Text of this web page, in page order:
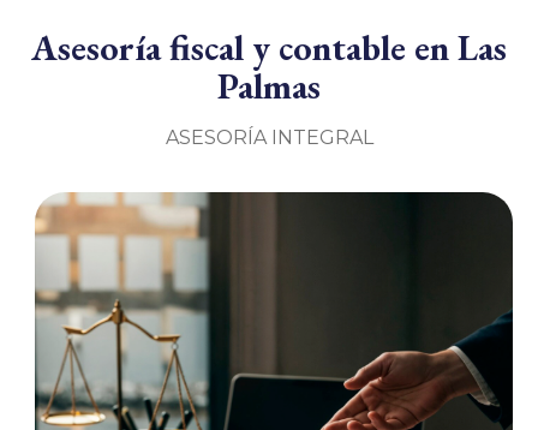
Asesoría fiscal y contable en Las
Palmas
ASESORÍA INTEGRAL